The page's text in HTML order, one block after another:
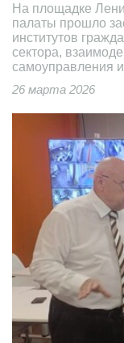
На площадке
палаты прошло
институтов
сектора,
самоуправления
26 марта 2026